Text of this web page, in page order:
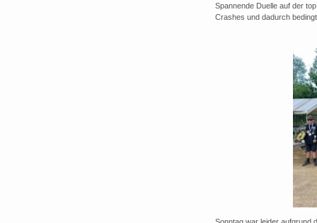
Spannende Duelle auf der
Crashes und dadurch